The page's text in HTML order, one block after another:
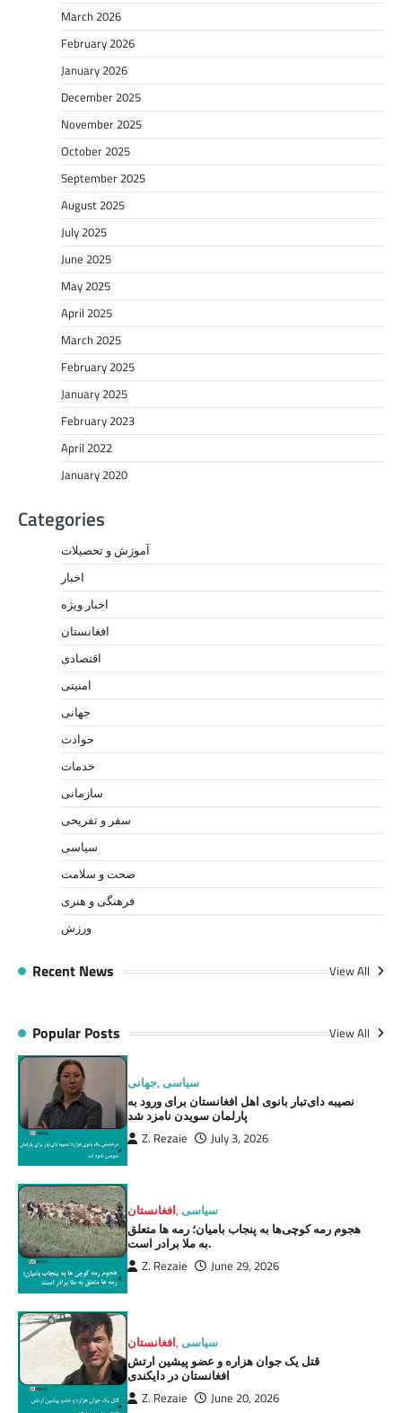
March 2026
February 2026
January 2026
December 2025
November 2025
October 2025
September 2025
August 2025
July 2025
June 2025
May 2025
April 2025
March 2025
February 2025
January 2025
February 2023
April 2022
January 2020
Categories
آموزش و تحصیلات
اخبار
اخبار ویژه
افغانستان
اقتصادی
امنیتی
جهانی
حوادث
خدمات
سازمانی
سفر و تفریحی
سیاسی
صحت و سلامت
فرهنگی و هنری
ورزش
Recent News View All
Popular Posts View All
جهانی,سیاسی
نصیبه دای‌تبار بانوی اهل افغانستان برای ورود به
پارلمان سویدن نامزد شد
Z. Rezaie July 3, 2026
افغانستان,سیاسی
هجوم رمه کوچی‌ها به پنجاب بامیان؛ رمه ها متعلق
به ملا برادر است.
Z. Rezaie June 29, 2026
افغانستان,سیاسی
قتل یک جوان هزاره و عضو پیشین ارتش
افغانستان در دایکندی
Z. Rezaie June 20, 2026